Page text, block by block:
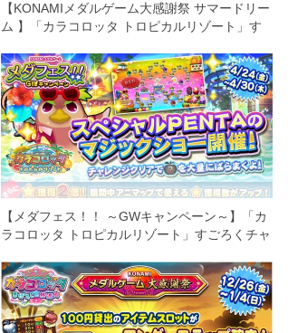
【KONAMIメダルゲーム大感謝祭 サマードリー
ム 】「カラコロッタ トロピカルリゾート」す
ジックショー」開催&★獲得2倍イベント実施！
【メダフェス！！ ～GWキャンペーン～】「カ
ラコロッタ トロピカルリゾート」すごろくチャ
ー」開催★獲得2倍イベント実施！